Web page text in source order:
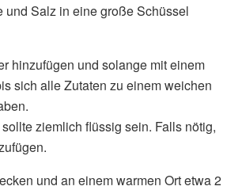
und Salz in eine große Schüssel
hinzufügen und solange mit einem
sich alle Zutaten zu einem weichen
ziemlich flüssig sein. Falls nötig,
und an einem warmen Ort etwa 2